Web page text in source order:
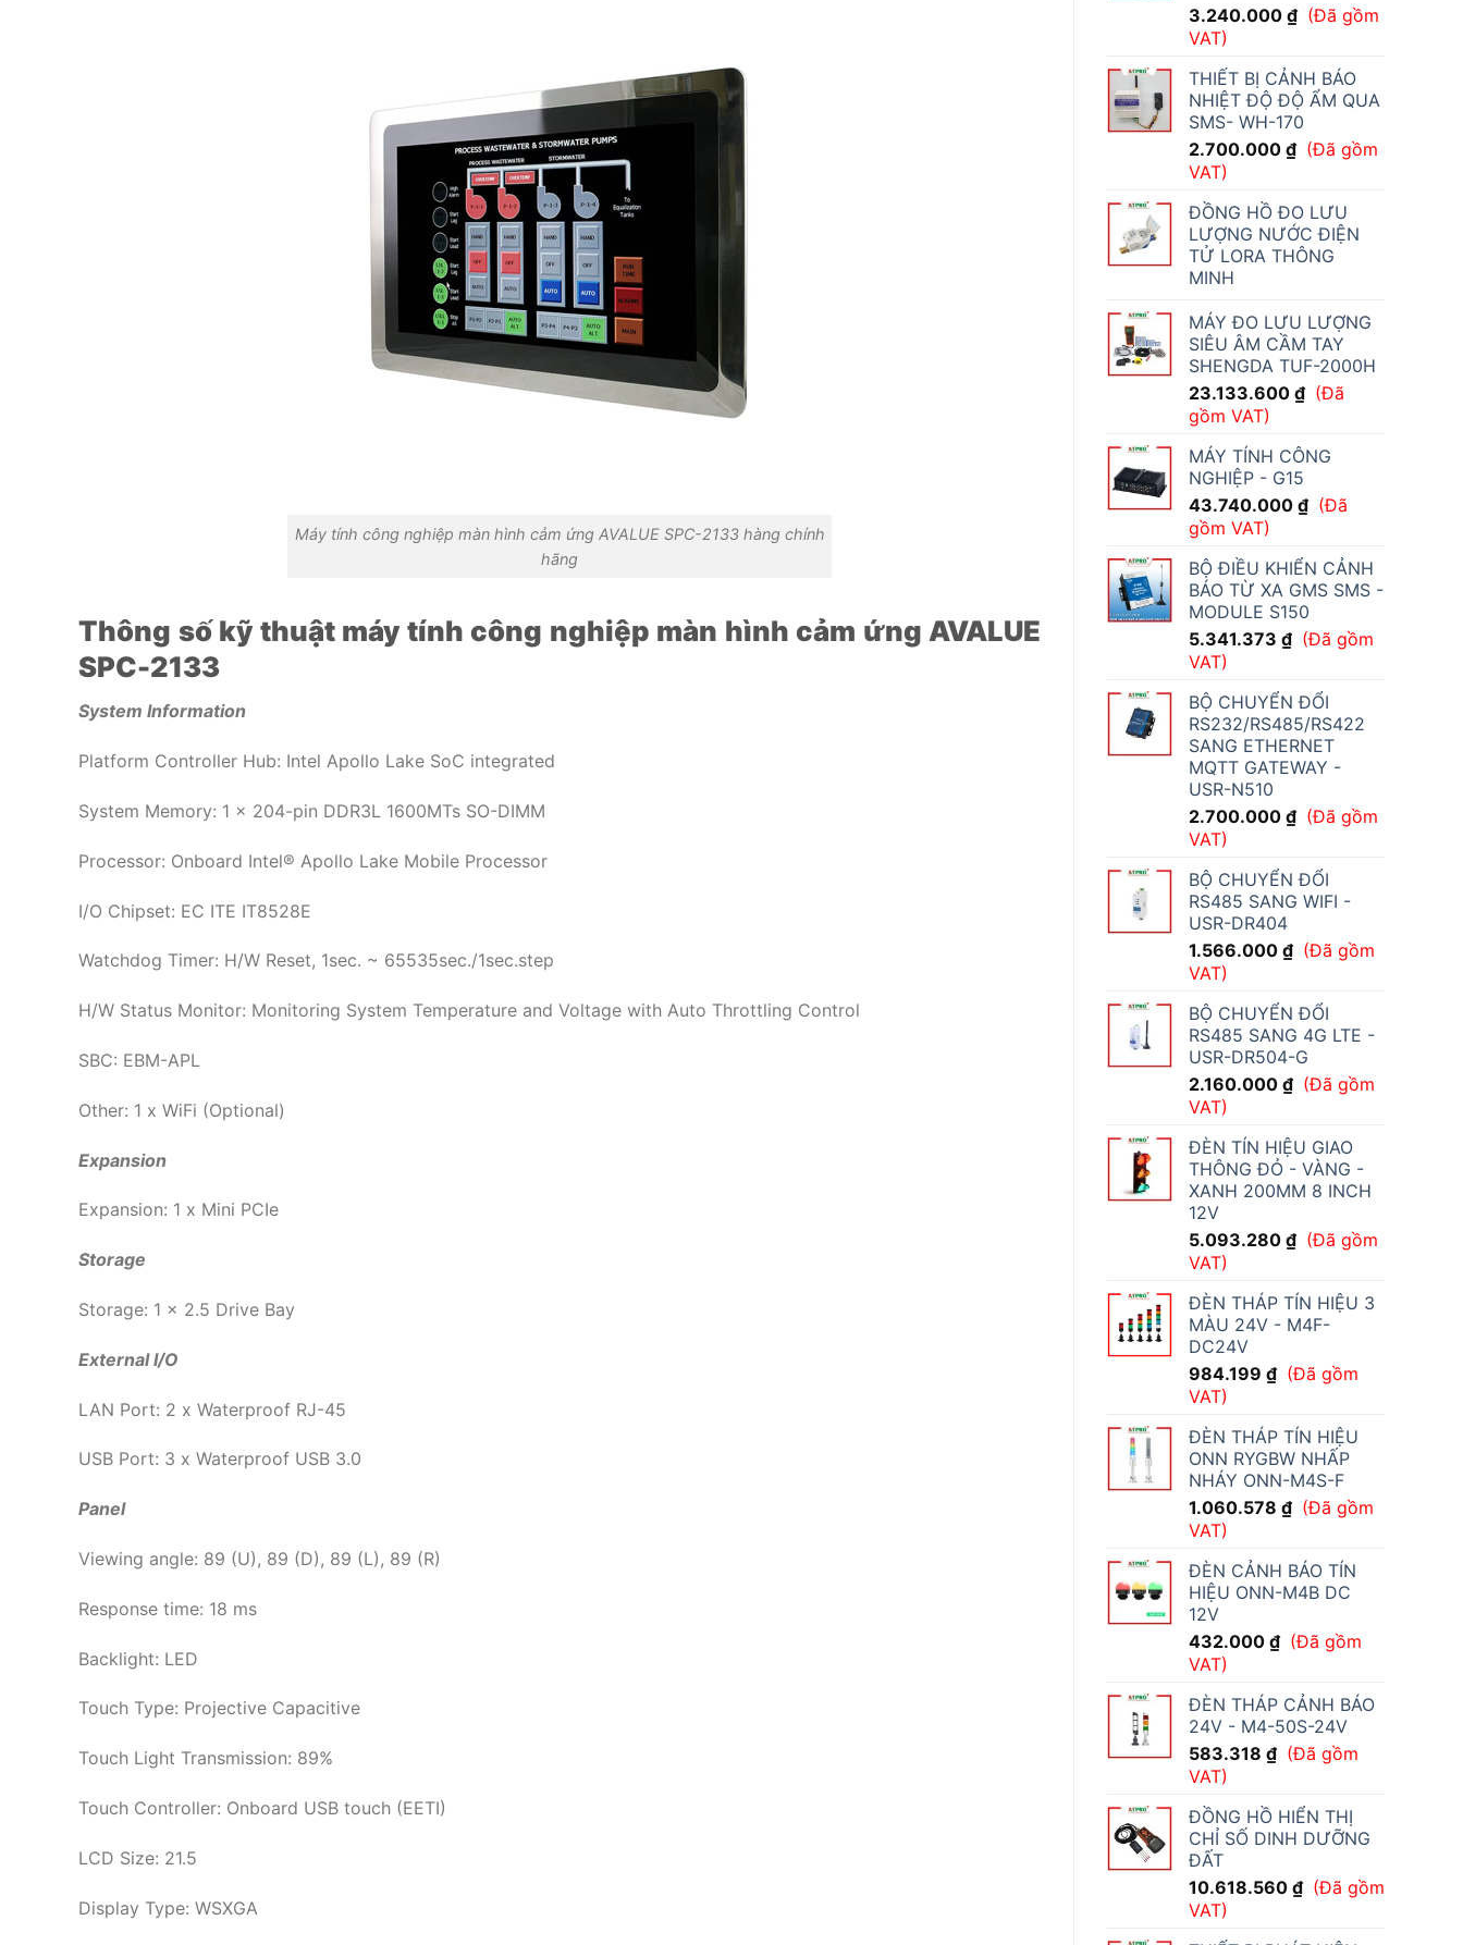
3.240.000 ₫ (Đã gồm
VAT)
THIẾT BỊ CẢNH BÁO
NHIỆT ĐỘ ĐỘ ẨM QUA
SMS- WH-170
2.700.000 ₫ (Đã gồm
VAT)
ĐỒNG HỒ ĐO LƯU
LƯỢNG NƯỚC ĐIỆN
TỬ LORA THÔNG
MINH
MÁY ĐO LƯU LƯỢNG
SIÊU ÂM CẦM TAY
SHENGDA TUF-2000H
23.133.600 ₫ (Đã
gồm VAT)
MÁY TÍNH CÔNG
NGHIỆP - G15
43.740.000 ₫ (Đã
gồm VAT)
BỘ ĐIỀU KHIỂN CẢNH
BÁO TỪ XA GMS SMS -
MODULE S150
5.341.373 ₫ (Đã gồm
VAT)
BỘ CHUYỂN ĐỔI
RS232/RS485/RS422
SANG ETHERNET
MQTT GATEWAY -
USR-N510
2.700.000 ₫ (Đã gồm
VAT)
BỘ CHUYỂN ĐỔI
RS485 SANG WIFI -
USR-DR404
1.566.000 ₫ (Đã gồm
VAT)
BỘ CHUYỂN ĐỔI
RS485 SANG 4G LTE -
USR-DR504-G
2.160.000 ₫ (Đã gồm
VAT)
ĐÈN TÍN HIỆU GIAO
THÔNG ĐỎ - VÀNG -
XANH 200MM 8 INCH
12V
5.093.280 ₫ (Đã gồm
VAT)
ĐÈN THÁP TÍN HIỆU 3
MÀU 24V - M4F-
DC24V
984.199 ₫ (Đã gồm
VAT)
ĐÈN THÁP TÍN HIỆU
ONN RYGBW NHẤP
NHÁY ONN-M4S-F
1.060.578 ₫ (Đã gồm
VAT)
ĐÈN CẢNH BÁO TÍN
HIỆU ONN-M4B DC
12V
432.000 ₫ (Đã gồm
VAT)
ĐÈN THÁP CẢNH BÁO
24V - M4-50S-24V
583.318 ₫ (Đã gồm
VAT)
ĐỒNG HỒ HIỂN THỊ
CHỈ SỐ DINH DƯỠNG
ĐẤT
10.618.560 ₫ (Đã gồm
VAT)
Máy tính công nghiệp màn hình cảm ứng AVALUE SPC-2133 hàng chính
hãng
Thông số kỹ thuật máy tính công nghiệp màn hình cảm ứng AVALUE
SPC-2133
System Information
Platform Controller Hub: Intel Apollo Lake SoC integrated
System Memory: 1 x 204-pin DDR3L 1600MTs SO-DIMM
Processor: Onboard Intel® Apollo Lake Mobile Processor
I/O Chipset: EC ITE IT8528E
Watchdog Timer: H/W Reset, 1sec. ~ 65535sec./1sec.step
H/W Status Monitor: Monitoring System Temperature and Voltage with Auto Throttling Control
SBC: EBM-APL
Other: 1 x WiFi (Optional)
Expansion
Expansion: 1 x Mini PCIe
Storage
Storage: 1 x 2.5 Drive Bay
External I/O
LAN Port: 2 x Waterproof RJ-45
USB Port: 3 x Waterproof USB 3.0
Panel
Viewing angle: 89 (U), 89 (D), 89 (L), 89 (R)
Response time: 18 ms
Backlight: LED
Touch Type: Projective Capacitive
Touch Light Transmission: 89%
Touch Controller: Onboard USB touch (EETI)
LCD Size: 21.5
Display Type: WSXGA